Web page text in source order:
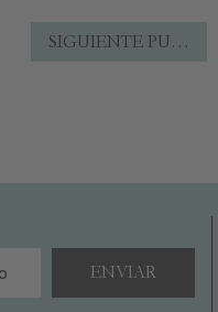
SIGUIENTE PUBLICACIÓN
ENVIAR